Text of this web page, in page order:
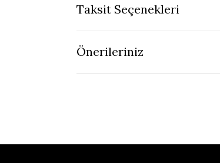
Taksit Seçenekleri
Önerileriniz